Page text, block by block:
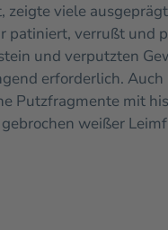
viele
patiniert, verrußt und
und verputzten
erforderlich. Auch
Putzfragmente mit
weißer